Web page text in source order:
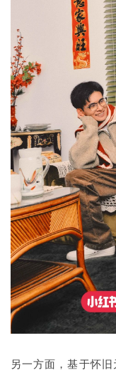
另一方面，基于怀